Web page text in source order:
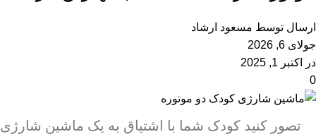
ارسال توسط مسعود ارشاد
جولای 6, 2026
در اکتبر 1, 2025
0
تصور کنید کودک شما با اشتیاق به یک ماشین شارژی